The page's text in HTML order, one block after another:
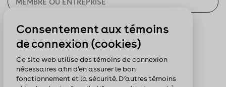
CHERCHER
Pour nous suivre :
Consentement aux témoins
de connexion (cookies)
Ce site web utilise des témoins de connexion
nécessaires afin d’en assurer le bon
fonctionnement et la sécurité. D’autres témoins